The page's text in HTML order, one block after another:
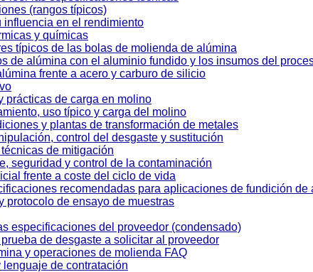
(rangos típicos)
influencia en el rendimiento
y químicas
típicos de las bolas de molienda de alúmina
de alúmina con el aluminio fundido y los insumos del
frente a acero y carburo de silicio
prácticas de carga en molino
uso típico y carga del molino
y plantas de transformación de metales
control del desgaste y sustitución
de mitigación
seguridad y control de la contaminación
frente a coste del ciclo de vida
recomendadas para aplicaciones de fundición de
protocolo de ensayo de muestras
especificaciones del proveedor (condensado)
de desgaste a solicitar al proveedor
y operaciones de molienda FAQ
de contratación